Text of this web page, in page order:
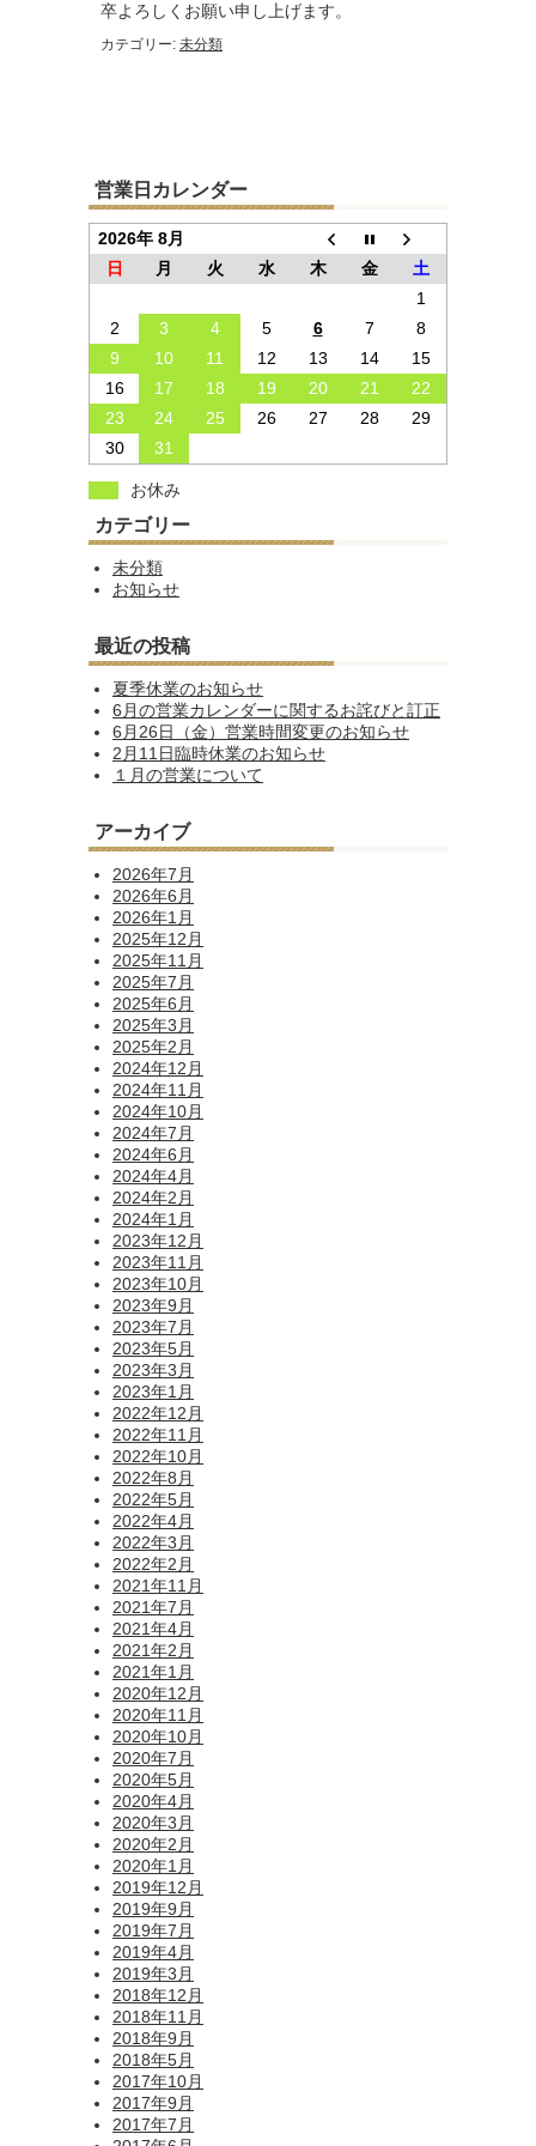
卒よろしくお願い申し上げます。
カテゴリー: 未分類
営業日カレンダー
2026年 8月
日
月 火 水 木 金
土
1
2
3 4 5 6 7
8
9
10 11 12 13 14
15
16
17 18 19 20 21
22
23
24 25 26 27 28
29
30
31
お休み
カテゴリー
未分類
お知らせ
最近の投稿
夏季休業のお知らせ
6月の営業カレンダーに関するお詫びと訂正
6月26日（金）営業時間変更のお知らせ
2月11日臨時休業のお知らせ
１月の営業について
アーカイブ
2026年7月
2026年6月
2026年1月
2025年12月
2025年11月
2025年7月
2025年6月
2025年3月
2025年2月
2024年12月
2024年11月
2024年10月
2024年7月
2024年6月
2024年4月
2024年2月
2024年1月
2023年12月
2023年11月
2023年10月
2023年9月
2023年7月
2023年5月
2023年3月
2023年1月
2022年12月
2022年11月
2022年10月
2022年8月
2022年5月
2022年4月
2022年3月
2022年2月
2021年11月
2021年7月
2021年4月
2021年2月
2021年1月
2020年12月
2020年11月
2020年10月
2020年7月
2020年5月
2020年4月
2020年3月
2020年2月
2020年1月
2019年12月
2019年9月
2019年7月
2019年4月
2019年3月
2018年12月
2018年11月
2018年9月
2018年5月
2017年10月
2017年9月
2017年7月